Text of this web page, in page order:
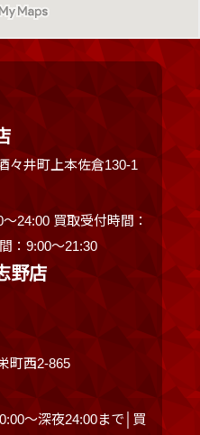
々井町上本佐倉130-1
24:00 買取受付時間：
：9:00～21:30
野店
町西2-865
～深夜24:00まで│買